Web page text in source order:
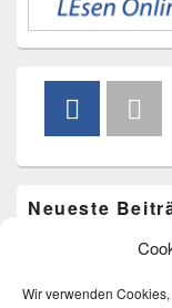
Wir verwenden
Neueste
Vorlesen im
Bücherkarussell